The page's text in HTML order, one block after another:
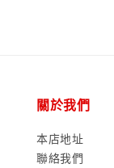
關於我們
本店地址
聯絡我們